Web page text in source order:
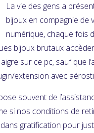
La vie des gens a
bijoux en compagnie de
numérique, chaque fois
bijoux brutaux
sur ce pc, sauf que
extension avec
souvent de
si nos conditions de
gratification pour